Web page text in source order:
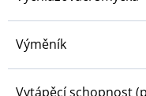
Výměník
Vytápěcí schopnost